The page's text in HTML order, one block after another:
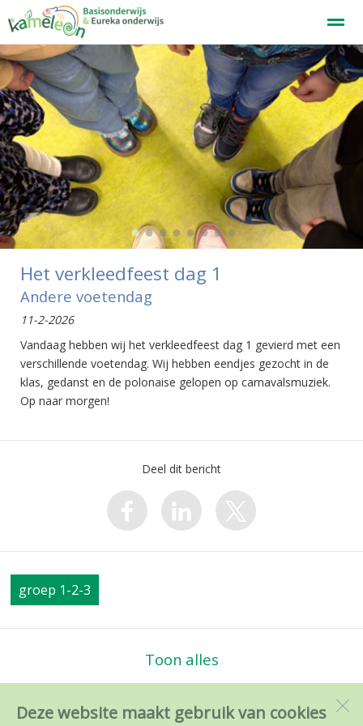
Welkom
Home Zoeken Nieuws Agenda
Deze website maakt gebruik van cookies
●●● ● ●●● ●
Het verkleedfeest dag 1
Andere voetendag
11-2-2026
Vandaag hebben wij het verkleedfeest dag 1 gevierd met een
verschillende voetendag. Wij hebben eendjes gezocht in de
klas, gedanst en de polonaise gelopen op carnavalsmuziek.
Op naar morgen!
Deel dit bericht
groep 1-2-3
Toon alles
PC en RK BS de Kameleon